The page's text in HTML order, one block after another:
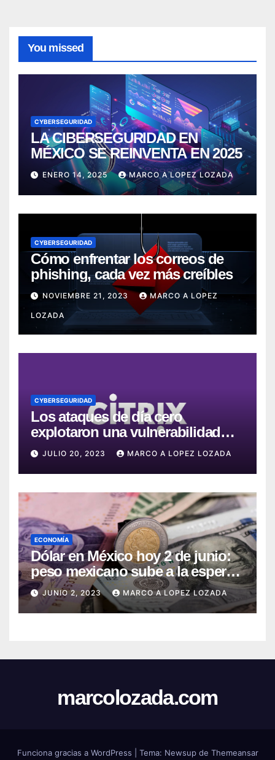
You missed
CYBERSEGURIDAD
LA CIBERSEGURIDAD EN
MÉXICO SE REINVENTA EN 2025
ENERO 14, 2025 MARCO A LOPEZ LOZADA
CYBERSEGURIDAD
Cómo enfrentar los correos de
phishing, cada vez más creíbles
NOVIEMBRE 21, 2023 MARCO A LOPEZ
LOZADA
CYBERSEGURIDAD
Los ataques de día cero
explotaron una vulnerabilidad
crítica en Citrix ADC y Gateway
JULIO 20, 2023 MARCO A LOPEZ LOZADA
ECONOMÍA
Dólar en México hoy 2 de junio:
peso mexicano sube a la espera
del dato de empleo en EE.UU.
JUNIO 2, 2023 MARCO A LOPEZ LOZADA
marcolozada.com
Funciona gracias a WordPress Tema: Newsupde Themeansar